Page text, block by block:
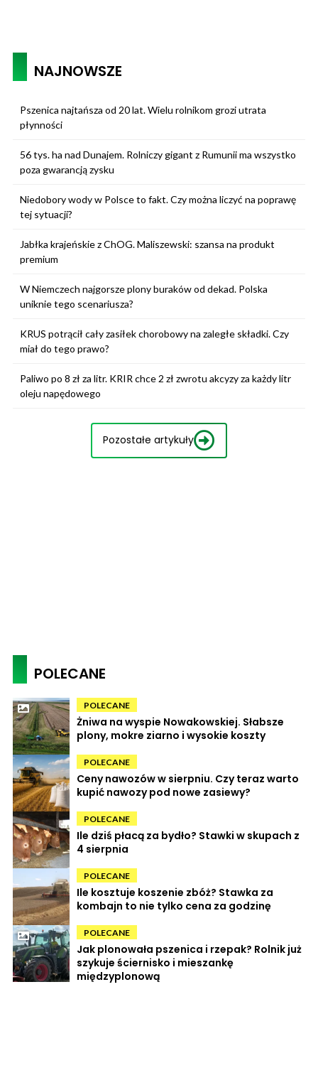
NAJNOWSZE
Pszenica najtańsza od 20 lat. Wielu rolnikom grozi utrata
płynności
56 tys. ha nad Dunajem. Rolniczy gigant z Rumunii ma wszystko
poza gwarancją zysku
Niedobory wody w Polsce to fakt. Czy można liczyć na poprawę
tej sytuacji?
Jabłka krajeńskie z ChOG. Maliszewski: szansa na produkt
premium
W Niemczech najgorsze plony buraków od dekad. Polska
uniknie tego scenariusza?
KRUS potrącił cały zasiłek chorobowy na zaległe składki. Czy
miał do tego prawo?
Paliwo po 8 zł za litr. KRIR chce 2 zł zwrotu akcyzy za każdy litr
oleju napędowego
Pozostałe artykuły
POLECANE
POLECANE
Żniwa na wyspie Nowakowskiej. Słabsze
plony, mokre ziarno i wysokie koszty
POLECANE
Ceny nawozów w sierpniu. Czy teraz warto
kupić nawozy pod nowe zasiewy?
POLECANE
Ile dziś płacą za bydło? Stawki w skupach z
4 sierpnia
POLECANE
Ile kosztuje koszenie zbóż? Stawka za
kombajn to nie tylko cena za godzinę
POLECANE
Jak plonowała pszenica i rzepak? Rolnik już
szykuje ściernisko i mieszankę
międzyplonową